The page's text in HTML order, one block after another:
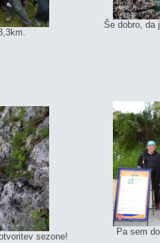
Še dobro, da
sezone! Pa sem